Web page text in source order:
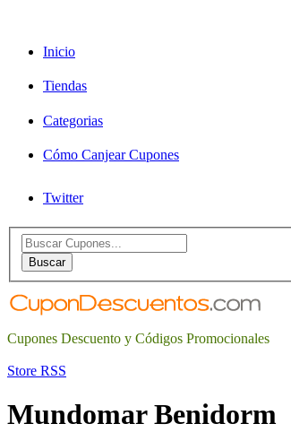
Inicio
Tiendas
Categorias
Cómo Canjear Cupones
Twitter
Search
for:Buscar
Cupones Descuento y Códigos Promocionales
Store RSS
Mundomar Benidorm